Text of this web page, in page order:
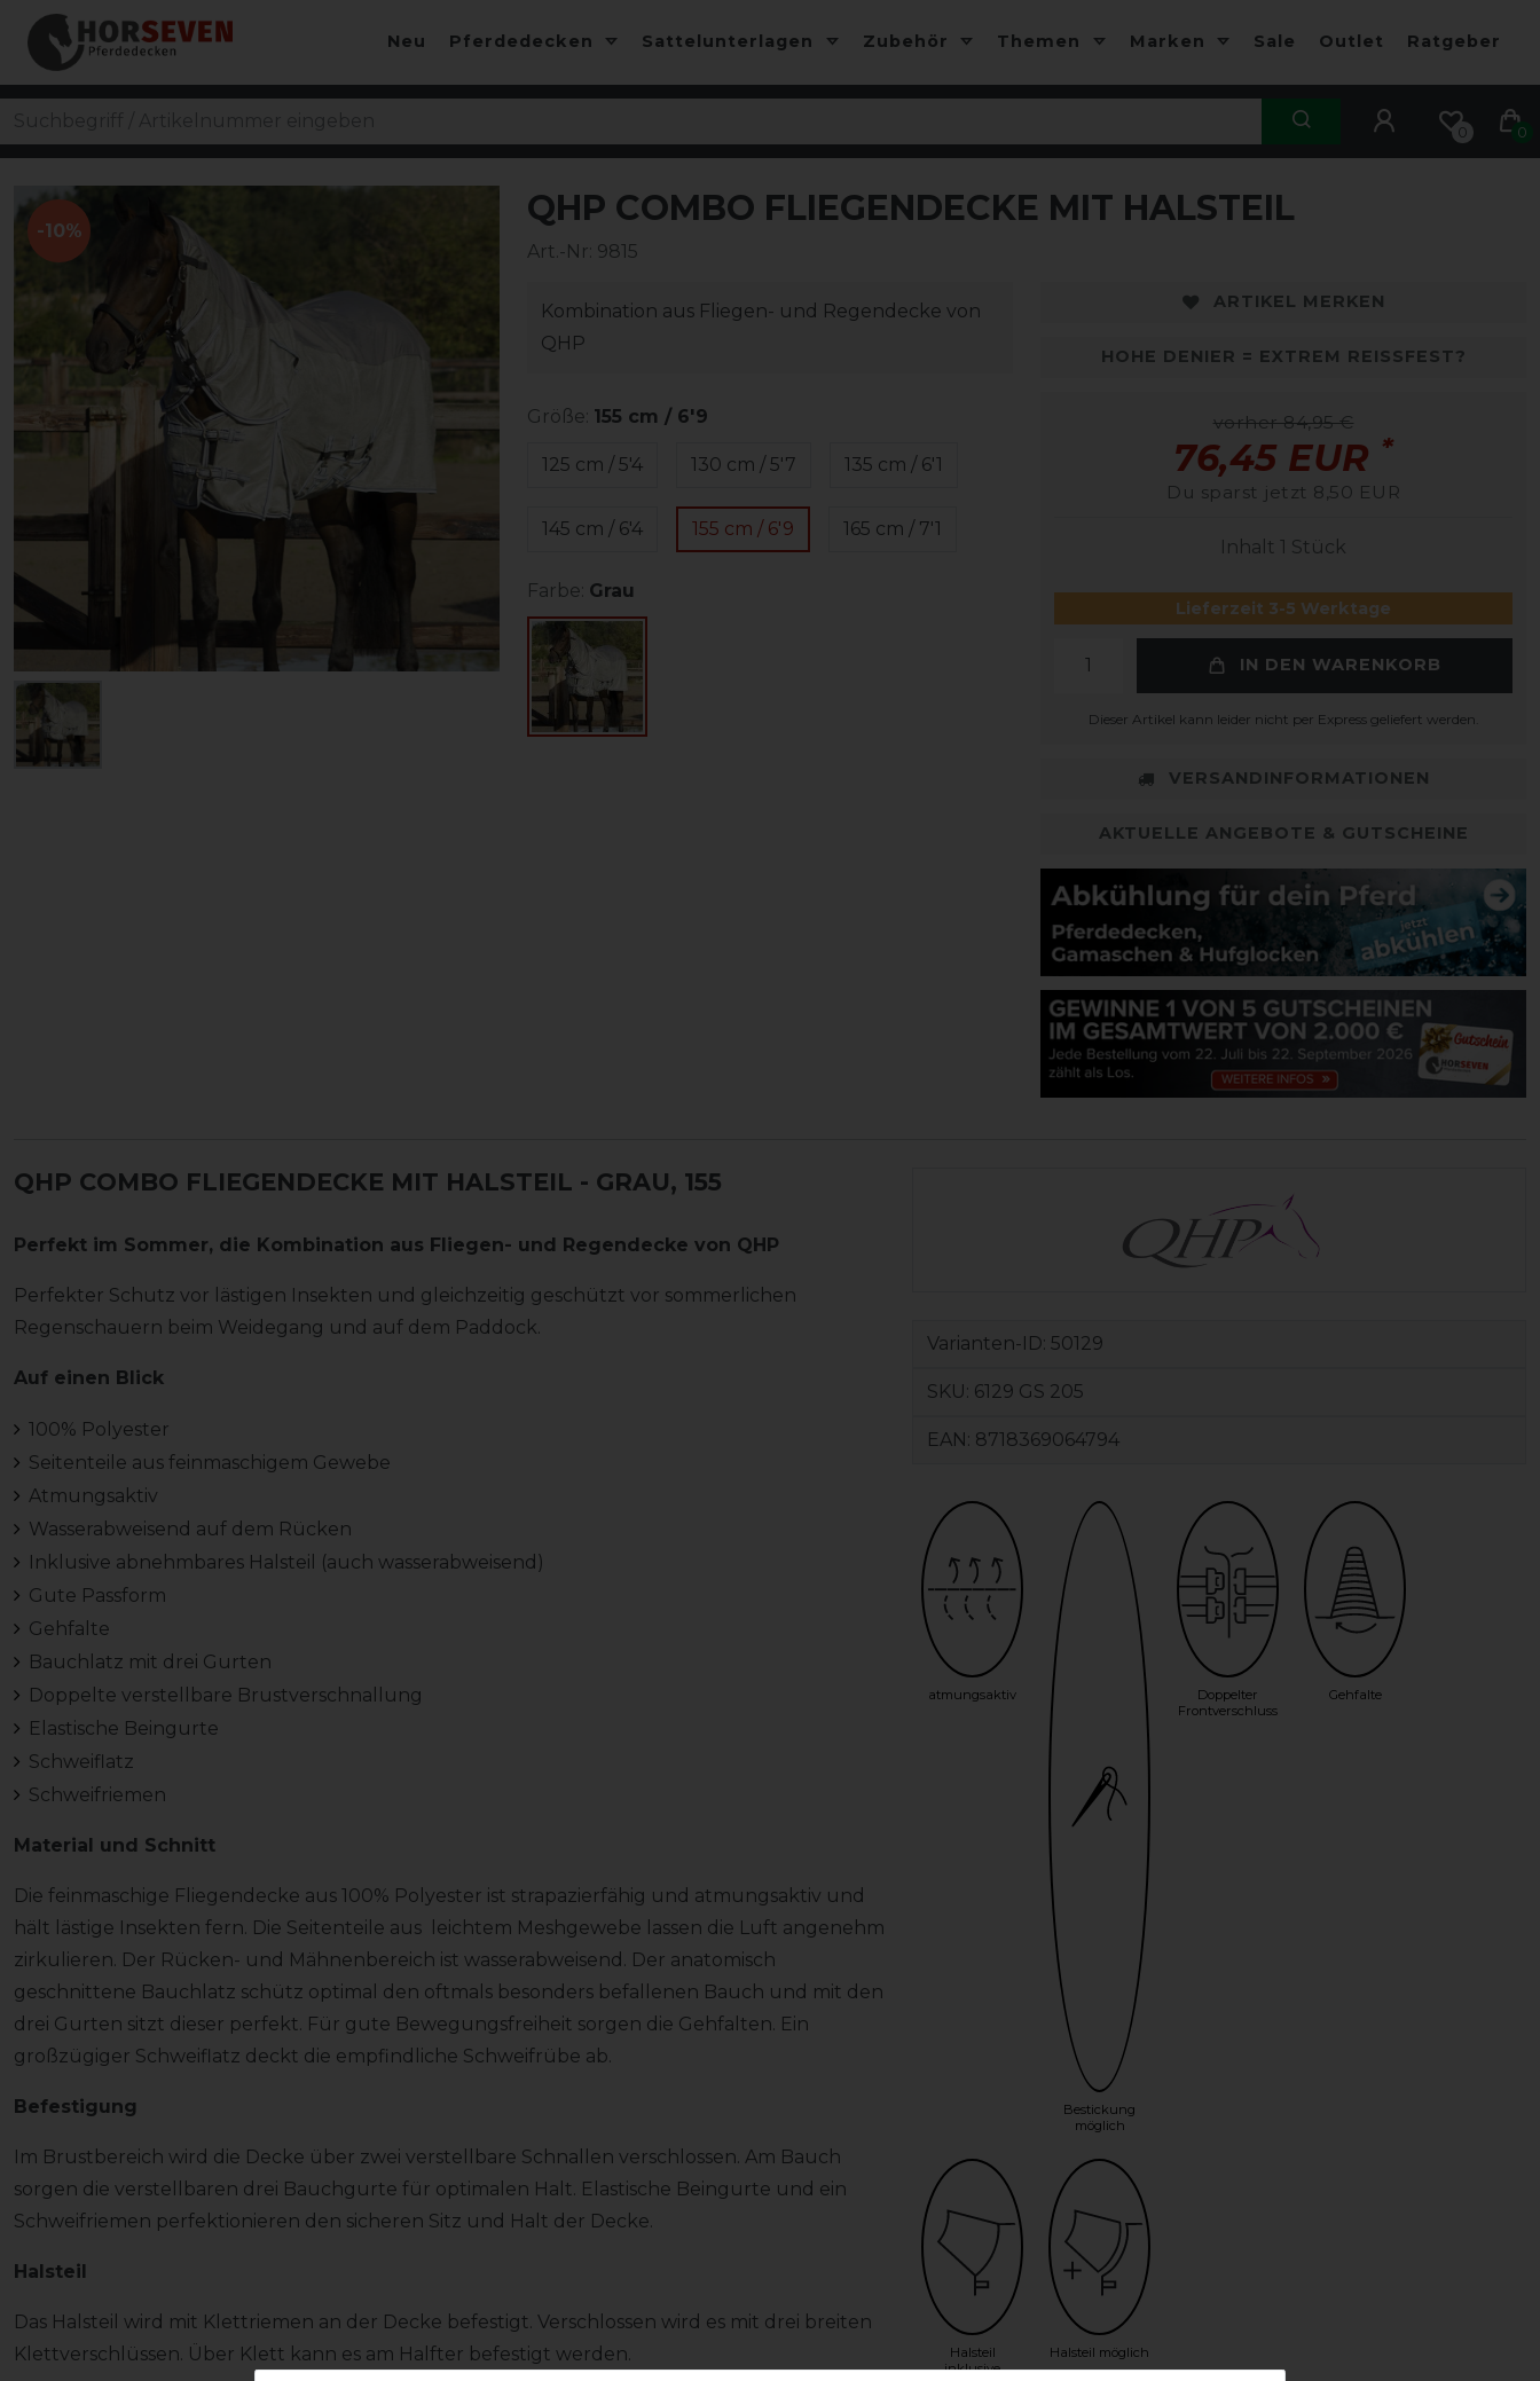
Neu Pferdedecken Sattelunterlagen Zubehör Themen Marken Sale Outlet Ratgeber
0 0
-10%
QHP COMBO FLIEGENDECKE MIT HALSTEIL
Art.-Nr: 9815
Kombination aus Fliegen- und Regendecke von
QHP
Größe: 155 cm / 6'9
125 cm / 5'4 130 cm / 5'7 135 cm / 6'1
145 cm / 6'4 155 cm / 6'9 165 cm / 7'1
Farbe: Grau
ARTIKEL MERKEN
HOHE DENIER = EXTREM REISSFEST?
vorher 84,95 €
76,45 EUR *
Du sparst jetzt 8,50 EUR
Inhalt 1 Stück
Lieferzeit 3-5 Werktage
IN DEN WARENKORB
Dieser Artikel kann leider nicht per Express geliefert werden.
VERSANDINFORMATIONEN
AKTUELLE ANGEBOTE & GUTSCHEINE
QHP COMBO FLIEGENDECKE MIT HALSTEIL - GRAU, 155
Perfekt im Sommer, die Kombination aus Fliegen- und Regendecke von QHP
Perfekter Schutz vor lästigen Insekten und gleichzeitig geschützt vor sommerlichen
Regenschauern beim Weidegang und auf dem Paddock.
Auf einen Blick
100% Polyester
Seitenteile aus feinmaschigem Gewebe
Atmungsaktiv
Wasserabweisend auf dem Rücken
Inklusive abnehmbares Halsteil (auch wasserabweisend)
Gute Passform
Gehfalte
Bauchlatz mit drei Gurten
Doppelte verstellbare Brustverschnallung
Elastische Beingurte
Schweiflatz
Schweifriemen
Material und Schnitt
Die feinmaschige Fliegendecke aus 100% Polyester ist strapazierfähig und atmungsaktiv und
hält lästige Insekten fern. Die Seitenteile aus leichtem Meshgewebe lassen die Luft angenehm
zirkulieren. Der Rücken- und Mähnenbereich ist wasserabweisend. Der anatomisch
geschnittene Bauchlatz schütz optimal den oftmals besonders befallenen Bauch und mit den
drei Gurten sitzt dieser perfekt. Für gute Bewegungsfreiheit sorgen die Gehfalten. Ein
großzügiger Schweiflatz deckt die empfindliche Schweifrübe ab.
Befestigung
Im Brustbereich wird die Decke über zwei verstellbare Schnallen verschlossen. Am Bauch
sorgen die verstellbaren drei Bauchgurte für optimalen Halt. Elastische Beingurte und ein
Schweifriemen perfektionieren den sicheren Sitz und Halt der Decke.
Halsteil
Das Halsteil wird mit Klettriemen an der Decke befestigt. Verschlossen wird es mit drei breiten
Klettverschlüssen. Über Klett kann es am Halfter befestigt werden.
Varianten-ID: 50129
SKU: 6129 GS 205
EAN: 8718369064794
atmungsaktiv
Bestickung
möglich
Doppelter
Frontverschluss
Gehfalte
Halsteil
inklusive
Halsteil möglich